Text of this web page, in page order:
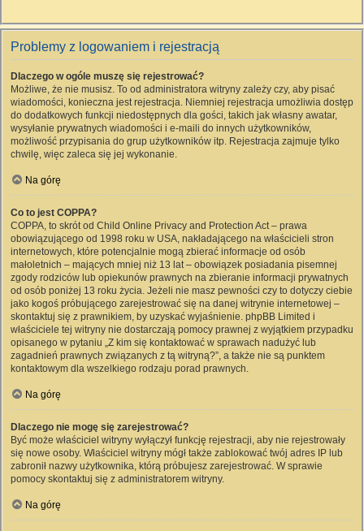
Problemy z logowaniem i rejestracją
Dlaczego w ogóle muszę się rejestrować?
Możliwe, że nie musisz. To od administratora witryny zależy czy, aby pisać
wiadomości, konieczna jest rejestracja. Niemniej rejestracja umożliwia dostęp
do dodatkowych funkcji niedostępnych dla gości, takich jak własny awatar,
wysyłanie prywatnych wiadomości i e-maili do innych użytkowników,
możliwość przypisania do grup użytkowników itp. Rejestracja zajmuje tylko
chwilę, więc zaleca się jej wykonanie.
Na górę
Co to jest COPPA?
COPPA, to skrót od Child Online Privacy and Protection Act – prawa
obowiązującego od 1998 roku w USA, nakładającego na właścicieli stron
internetowych, które potencjalnie mogą zbierać informacje od osób
małoletnich – mających mniej niż 13 lat – obowiązek posiadania pisemnej
zgody rodziców lub opiekunów prawnych na zbieranie informacji prywatnych
od osób poniżej 13 roku życia. Jeżeli nie masz pewności czy to dotyczy ciebie
jako kogoś próbującego zarejestrować się na danej witrynie internetowej –
skontaktuj się z prawnikiem, by uzyskać wyjaśnienie. phpBB Limited i
właściciele tej witryny nie dostarczają pomocy prawnej z wyjątkiem przypadku
opisanego w pytaniu „Z kim się kontaktować w sprawach nadużyć lub
zagadnień prawnych związanych z tą witryną?”, a także nie są punktem
kontaktowym dla wszelkiego rodzaju porad prawnych.
Na górę
Dlaczego nie mogę się zarejestrować?
Być może właściciel witryny wyłączył funkcję rejestracji, aby nie rejestrowały
się nowe osoby. Właściciel witryny mógł także zablokować twój adres IP lub
zabronił nazwy użytkownika, którą próbujesz zarejestrować. W sprawie
pomocy skontaktuj się z administratorem witryny.
Na górę